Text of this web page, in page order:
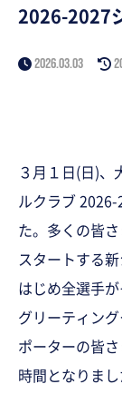
2026-2027
2026.03.03
３月１日(日)、
ルクラブ
た。多くの皆
スタートする
はじめ全選手
グリーティン
ポーターの皆
時間となりまし